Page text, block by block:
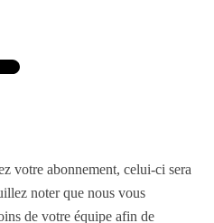
votre abonnement, celui-ci sera
noter que nous vous
de votre équipe afin de